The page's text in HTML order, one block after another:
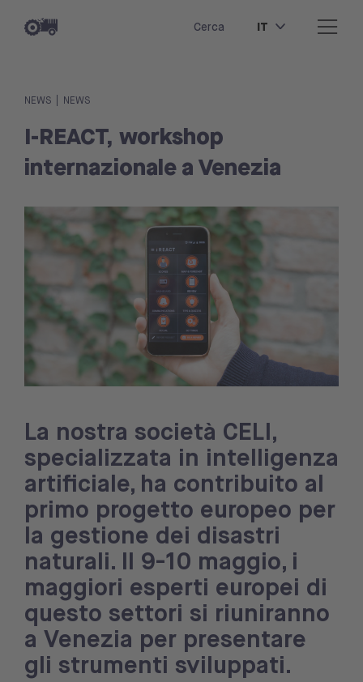
Cerca IT
NEWS NEWS
I-REACT, workshop
internazionale a Venezia
La nostra società CELI,
specializzata in intelligenza
artificiale, ha contribuito al
primo progetto europeo per
la gestione dei disastri
naturali. Il 9-10 maggio, i
maggiori esperti europei di
questo settori si riuniranno
a Venezia per presentare
gli strumenti sviluppati.